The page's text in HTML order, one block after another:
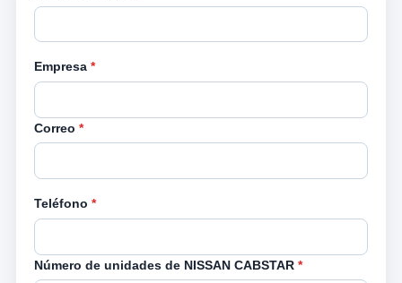
Empresa *
Correo *
Teléfono *
Número de unidades de NISSAN CABSTAR *